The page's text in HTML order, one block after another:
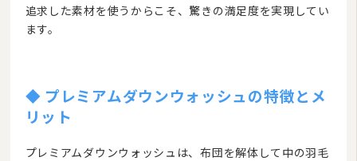
追求した素材を使うからこそ、驚きの満足度を実現してい
ます。
◆ プレミアムダウンウォッシュの特徴とメ
リット
プレミアムダウンウォッシュは、布団を解体して中の羽毛